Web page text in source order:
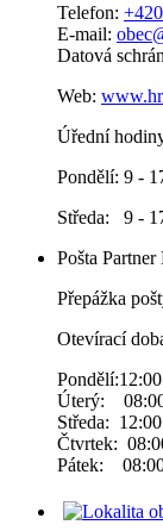
Telefon:
E-mail:
Datová
Web:
Úřední
Pondělí: 9 -
Středa: 9 -
Pošta
Přepážka
Otevírací
Úterý:
Středa:
Čtvrtek:
Pátek: